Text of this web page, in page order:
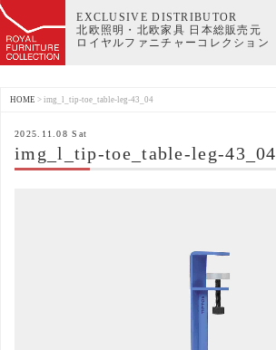
EXCLUSIVE DISTRIBUTOR
北欧照明・北欧家具 日本総販売元
ロイヤルファニチャーコレクション
HOME > img_l_tip-toe_table-leg-43_04
2025.11.08 Sat
img_l_tip-toe_table-leg-43_04